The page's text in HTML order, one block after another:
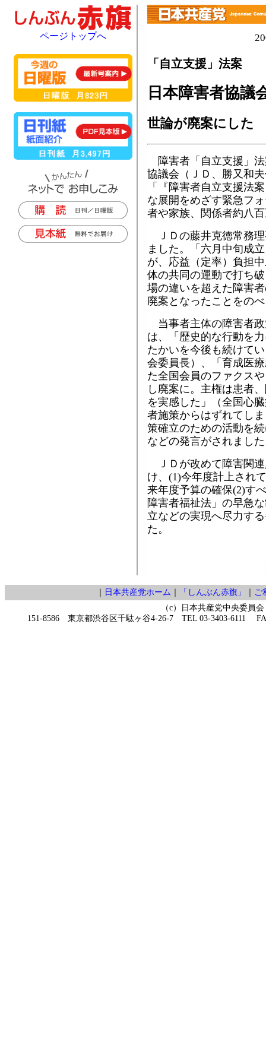
「自立支援」法案
日本障害者協議
世論が廃案にした
障害者「自立支援」
協議会（ＪＤ、勝又和
「『障害者自立支援法
な展開をめざす緊急フ
者や家族、関係者約八
ＪＤの藤井克徳常務
ました。「六月中旬成
が、応益（定率）負担
体の共同の運動で打ち
場の違いを超えた障害
廃案となったことをの
当事者主体の障害者
は、「歴史的な行動を
たかいを今後も続けて
会委員長）、「育成医
た全国会員のファクス
し廃案に。主権は患者
を実感した」（全国心
者施策からはずれてし
策確立のための活動を
などの発言がされまし
ＪＤが改めて障害関
け、(1)今年度計上され
来年度予算の確保(2)す
障害者福祉法」の早急
立などの実現へ尽力す
た。
ページトップへ
日本共産党ホーム 「しんぶん赤旗」
ご
（c）日本共産党中央委員会
151-8586 東京都渋谷区千駄ヶ谷4-26-7 TEL 03-3403-6111